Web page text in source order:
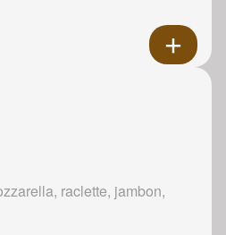
raclette, jambon,